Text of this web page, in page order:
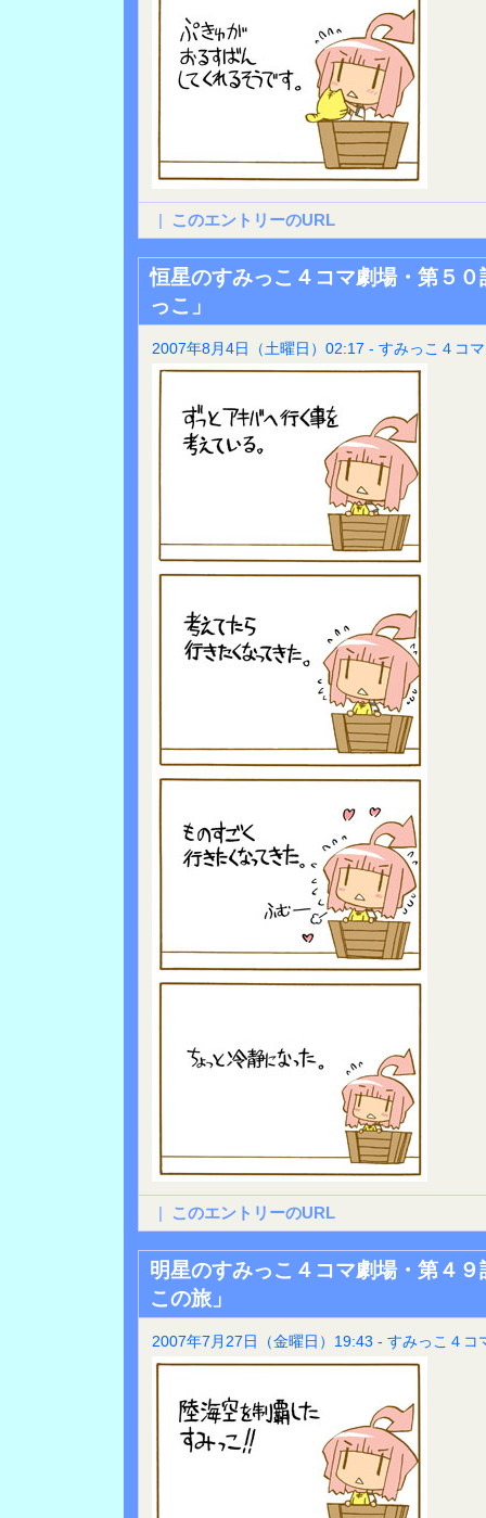
| このエントリーのURL
恒星のすみっこ４コマ劇場・第５
っこ」
2007年8月4日（土曜日）02:17 - すみっこ４コマ
| このエントリーのURL
明星のすみっこ４コマ劇場・第４
この旅」
2007年7月27日（金曜日）19:43 - すみっこ４コ